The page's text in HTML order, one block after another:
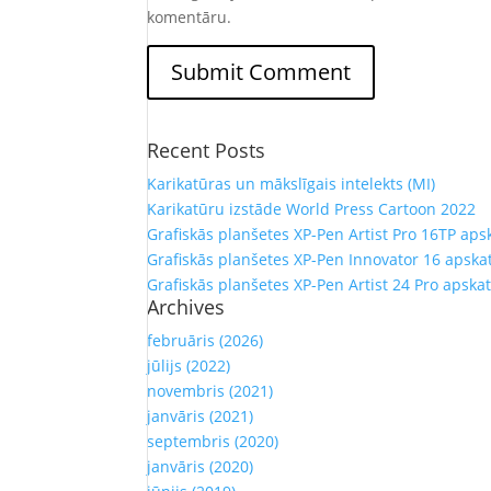
komentāru.
Recent Posts
Karikatūras un mākslīgais intelekts (MI)
Karikatūru izstāde World Press Cartoon 2022
Grafiskās planšetes XP-Pen Artist Pro 16TP
Grafiskās planšetes XP-Pen Innovator 16
Grafiskās planšetes XP-Pen Artist 24 Pro
Archives
februāris (2026)
jūlijs (2022)
novembris (2021)
janvāris (2021)
septembris (2020)
janvāris (2020)